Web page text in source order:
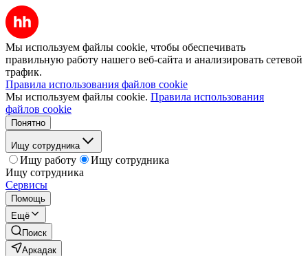
Мы используем файлы cookie, чтобы обеспечивать
правильную работу нашего веб-сайта и анализировать сетевой
трафик.
Правила использования файлов cookie
Мы используем файлы cookie. Правила использования
файлов cookie
Понятно
Ищу сотрудника
Ищу работу
Ищу сотрудника
Ищу сотрудника
Сервисы
Помощь
Ещё
Поиск
Аркадак